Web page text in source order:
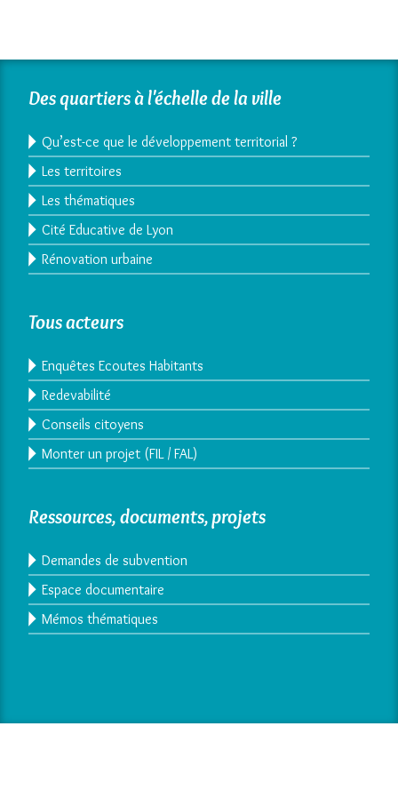
Des quartiers à l'échelle de la ville
Qu’est-ce que le développement territorial ?
Les territoires
Les thématiques
Cité Educative de Lyon
Rénovation urbaine
Tous acteurs
Enquêtes Ecoutes Habitants
Redevabilité
Conseils citoyens
Monter un projet (FIL / FAL)
Ressources, documents, projets
Demandes de subvention
Espace documentaire
Mémos thématiques